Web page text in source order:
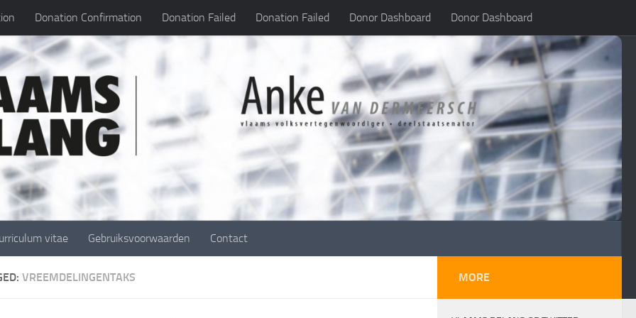
Donation Confirmation Donation Failed Donation Failed Donor Dashboard Donor Dashboard
vitae Gebruiksvoorwaarden Contact
VREEMDELINGENTAKS MORE